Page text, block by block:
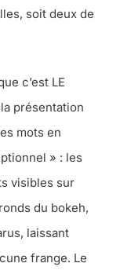
soit deux de
c’est LE
présentation
mots en
» : les
visibles sur
du bokeh,
laissant
frange. Le